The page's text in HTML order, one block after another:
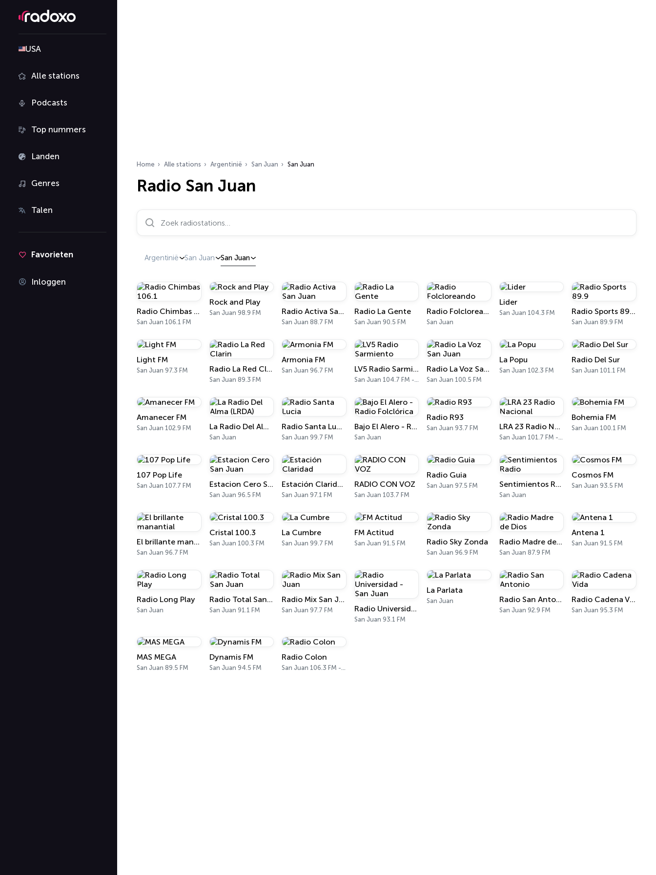
USA
Alle stations
Podcasts
Top nummers
Landen
Genres
Talen
Favorieten
Inloggen
Home Alle stations Argentinië San Juan San Juan
Radio San Juan
Zoek radiostations…
Argentinië San Juan San Juan
Radio Chimbas 106.1
San Juan 106.1 FM
Rock and Play
San Juan 98.9 FM Radio Activa San Juan
San Juan 88.7 FM
Radio La Gente
San Juan 90.5 FM
Radio Folcloreando
San Juan
Lider
San Juan 104.3 FM Radio Sports 89.9
San Juan 89.9 FM
Light FM
San Juan 97.3 FM Radio La Red Clarin
San Juan 89.3 FM
Armonia FM
San Juan 96.7 FM LV5 Radio Sarmiento
San Juan 104.7 FM - 1120 AM
Radio La Voz San Juan
San Juan 100.5 FM
La Popu
San Juan 102.3 FM
Radio Del Sur
San Juan 101.1 FM
Amanecer FM
San Juan 102.9 FM La Radio Del Alma (LRDA)
San Juan
Radio Santa Lucia
San Juan 99.7 FM
Bajo El Alero - Radio Folclórica
San Juan
Radio R93
San Juan 93.7 FM LRA 23 Radio Nacional
San Juan 101.7 FM - 910 AM
Bohemia FM
San Juan 100.1 FM
107 Pop Life
San Juan 107.7 FM Estacion Cero San Juan
San Juan 96.5 FM
Estación Claridad
San Juan 97.1 FM
RADIO CON VOZ
San Juan 103.7 FM
Radio Guia
San Juan 97.5 FM Sentimientos Radio
San Juan
Cosmos FM
San Juan 93.5 FM
El brillante manantial
San Juan 96.7 FM
Cristal 100.3
San Juan 100.3 FM
La Cumbre
San Juan 99.7 FM
FM Actitud
San Juan 91.5 FM Radio Sky Zonda
San Juan 96.9 FM
Radio Madre de Dios
San Juan 87.9 FM
Antena 1
San Juan 91.5 FM
Radio Long Play
San Juan
Radio Total San Juan
San Juan 91.1 FM
Radio Mix San Juan
San Juan 97.7 FM Radio Universidad - San Juan
San Juan 93.1 FM
La Parlata
San Juan Radio San Antonio
San Juan 92.9 FM
Radio Cadena Vida
San Juan 95.3 FM
MAS MEGA
San Juan 89.5 FM
Dynamis FM
San Juan 94.5 FM
Radio Colon
San Juan 106.3 FM - 560 AM